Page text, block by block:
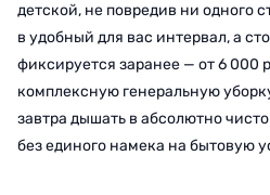
детской, не повредив ни одного
в удобный для вас интервал, а
фиксируется заранее — от 6 000
комплексную генеральную
завтра дышать в абсолютно
без единого намека на бытовую